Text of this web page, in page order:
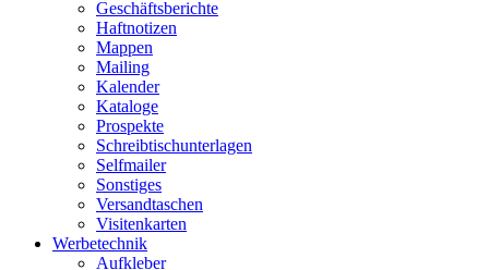
Geschäftsberichte
Haftnotizen
Mappen
Mailing
Kalender
Kataloge
Prospekte
Schreibtischunterlagen
Selfmailer
Sonstiges
Versandtaschen
Visitenkarten
Werbetechnik
Aufkleber